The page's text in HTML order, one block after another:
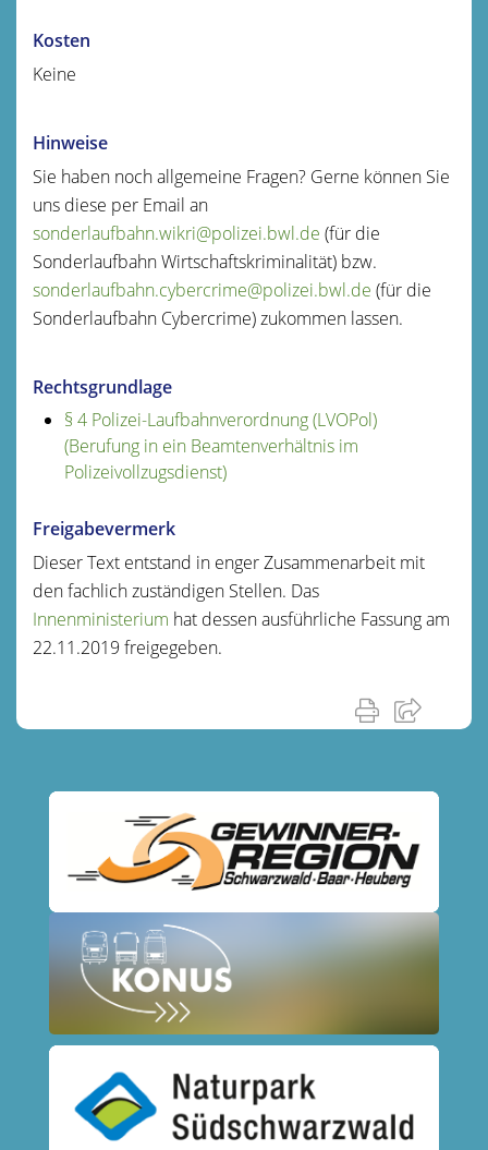
Kosten
Keine
Hinweise
Sie haben noch allgemeine Fragen? Gerne können Sie
uns diese per Email an
sonderlaufbahn.wikri@polizei.bwl.de (für die
Sonderlaufbahn Wirtschaftskriminalität) bzw.
sonderlaufbahn.cybercrime@polizei.bwl.de (für die
Sonderlaufbahn Cybercrime) zukommen lassen.
Rechtsgrundlage
§ 4 Polizei-Laufbahnverordnung (LVOPol)
(Berufung in ein Beamtenverhältnis im
Polizeivollzugsdienst)
Freigabevermerk
Dieser Text entstand in enger Zusammenarbeit mit
den fachlich zuständigen Stellen. Das
Innenministerium hat dessen ausführliche Fassung am
22.11.2019 freigegeben.